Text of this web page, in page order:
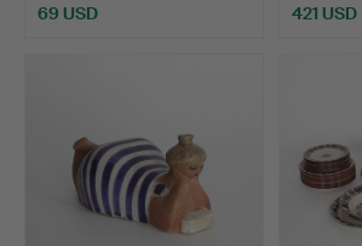
69 USD 421 USD